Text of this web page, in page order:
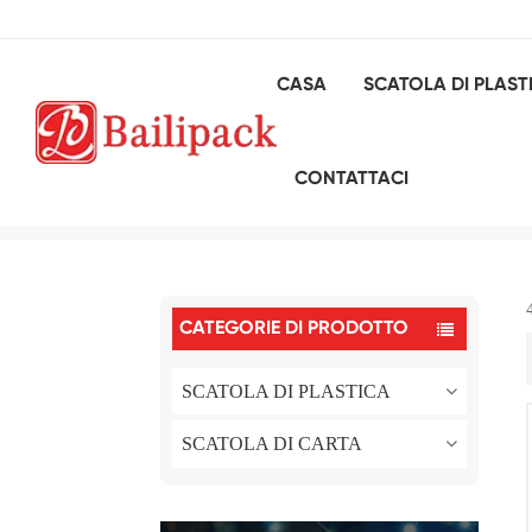
CASA SCATOLA DI
CONTATTACI
CATEGORIE DI PRODOTTO
SCATOLA DI PLASTICA
SCATOLA DI CARTA